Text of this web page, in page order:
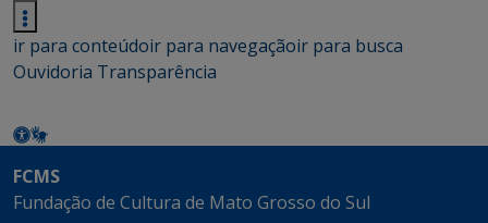
ir para conteúdoir para navegaçãoir para busca
Ouvidoria Transparência
FCMS
Fundação de Cultura de Mato Grosso do Sul